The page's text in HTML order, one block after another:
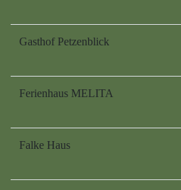
Gasthof Petzenblick
Ferienhaus MELITA
Falke Haus